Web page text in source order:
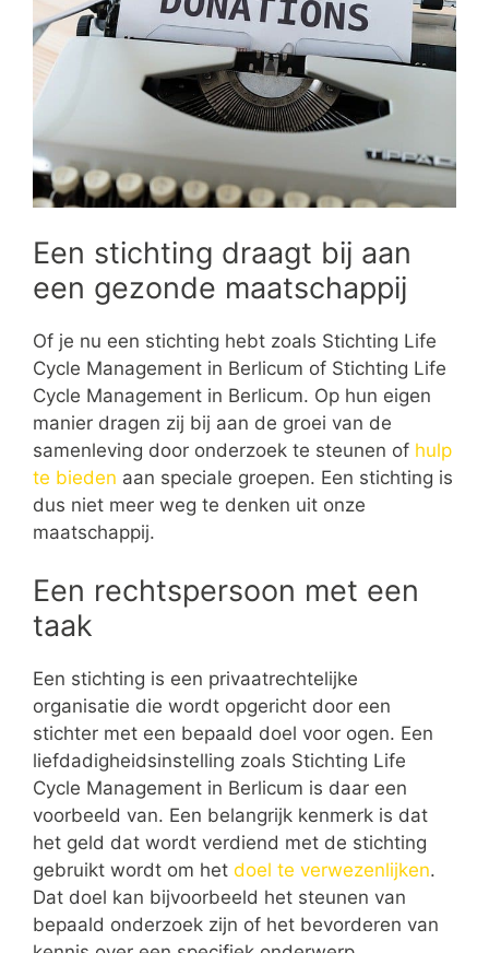
Een stichting draagt bij aan
een gezonde maatschappij
Of je nu een stichting hebt zoals Stichting Life
Cycle Management in Berlicum of Stichting Life
Cycle Management in Berlicum. Op hun eigen
manier dragen zij bij aan de groei van de
samenleving door onderzoek te steunen of hulp
te bieden aan speciale groepen. Een stichting is
dus niet meer weg te denken uit onze
maatschappij.
Een rechtspersoon met een
taak
Een stichting is een privaatrechtelijke
organisatie die wordt opgericht door een
stichter met een bepaald doel voor ogen. Een
liefdadigheidsinstelling zoals Stichting Life
Cycle Management in Berlicum is daar een
voorbeeld van. Een belangrijk kenmerk is dat
het geld dat wordt verdiend met de stichting
gebruikt wordt om het doel te verwezenlijken.
Dat doel kan bijvoorbeeld het steunen van
bepaald onderzoek zijn of het bevorderen van